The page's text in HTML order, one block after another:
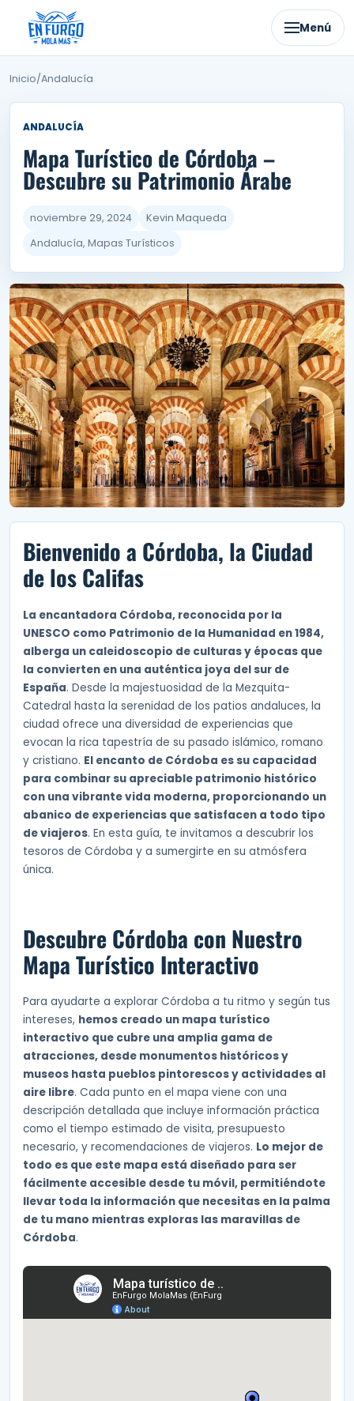
contenido
Menú
Inicio/Andalucía
ANDALUCÍA
Mapa Turístico de Córdoba –
Descubre su Patrimonio Árabe
noviembre 29, 2024
Kevin Maqueda
Andalucía, Mapas Turísticos
Bienvenido a Córdoba, la Ciudad
de los Califas
La encantadora Córdoba, reconocida por la
UNESCO como Patrimonio de la Humanidad en 1984,
alberga un caleidoscopio de culturas y épocas que
la convierten en una auténtica joya del sur de
España. Desde la majestuosidad de la Mezquita-
Catedral hasta la serenidad de los patios andaluces, la
ciudad ofrece una diversidad de experiencias que
evocan la rica tapestría de su pasado islámico, romano
y cristiano. El encanto de Córdoba es su capacidad
para combinar su apreciable patrimonio histórico
con una vibrante vida moderna, proporcionando un
abanico de experiencias que satisfacen a todo tipo
de viajeros. En esta guía, te invitamos a descubrir los
tesoros de Córdoba y a sumergirte en su atmósfera
única.
Descubre Córdoba con Nuestro
Mapa Turístico Interactivo
Para ayudarte a explorar Córdoba a tu ritmo y según tus
intereses, hemos creado un mapa turístico
interactivo que cubre una amplia gama de
atracciones, desde monumentos históricos y
museos hasta pueblos pintorescos y actividades al
aire libre. Cada punto en el mapa viene con una
descripción detallada que incluye información práctica
como el tiempo estimado de visita, presupuesto
necesario, y recomendaciones de viajeros. Lo mejor de
todo es que este mapa está diseñado para ser
fácilmente accesible desde tu móvil, permitiéndote
llevar toda la información que necesitas en la palma
de tu mano mientras exploras las maravillas de
Córdoba.